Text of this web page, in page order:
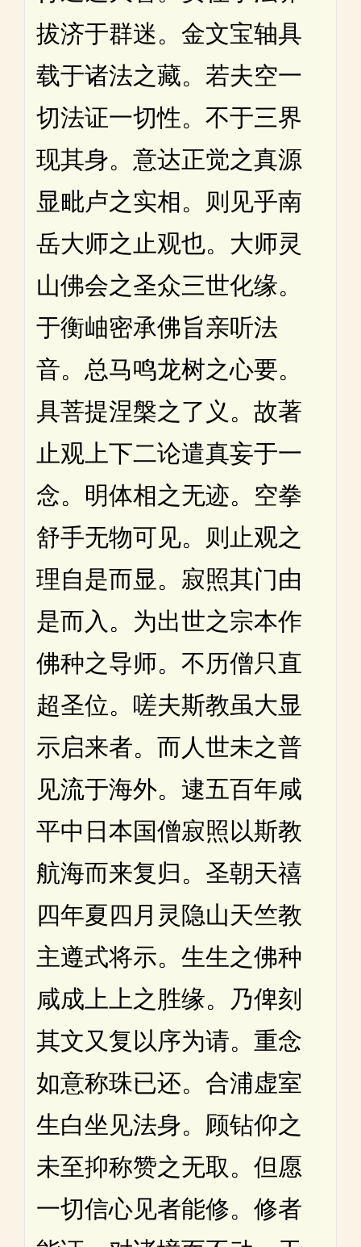
拔济于群迷。金文宝轴具
载于诸法之藏。若夫空一
切法证一切性。不于三界
现其身。意达正觉之真源
显毗卢之实相。则见乎南
岳大师之止观也。大师灵
山佛会之圣众三世化缘。
于衡岫密承佛旨亲听法
音。总马鸣龙树之心要。
具菩提涅槃之了义。故著
止观上下二论遣真妄于一
念。明体相之无迹。空拳
舒手无物可见。则止观之
理自是而显。寂照其门由
是而入。为出世之宗本作
佛种之导师。不历僧只直
超圣位。嗟夫斯教虽大显
示启来者。而人世未之普
见流于海外。逮五百年咸
平中日本国僧寂照以斯教
航海而来复归。圣朝天禧
四年夏四月灵隐山天竺教
主遵式将示。生生之佛种
咸成上上之胜缘。乃俾刻
其文又复以序为请。重念
如意称珠已还。合浦虚室
生白坐见法身。顾钻仰之
未至抑称赞之无取。但愿
一切信心见者能修。修者